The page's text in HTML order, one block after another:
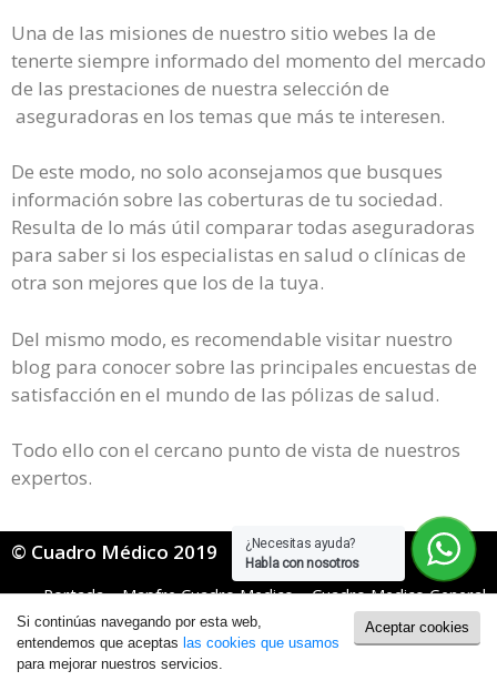
¿Necesitas ayuda?
Habla con nosotros
Una de las misiones de nuestro sitio webes la de
tenerte siempre informado del momento del mercado
de las prestaciones de nuestra selección de
aseguradoras en los temas que más te interesen.
De este modo, no solo aconsejamos que busques
información sobre las coberturas de tu sociedad.
Resulta de lo más útil comparar todas aseguradoras
para saber si los especialistas en salud o clínicas de
otra son mejores que los de la tuya.
Del mismo modo, es recomendable visitar nuestro
blog para conocer sobre las principales encuestas de
satisfacción en el mundo de las pólizas de salud.
Todo ello con el cercano punto de vista de nuestros
expertos.
© Cuadro Médico 2019
Portada»Mapfre Cuadro Medico»Cuadro Medico General
Mapfre»mapfre cuadro medico Madrid
Política de Cookies|Política de Privacidad
Aceptar cookies
Si continúas navegando por esta web,
entendemos que aceptas las cookies que usamos
para mejorar nuestros servicios.